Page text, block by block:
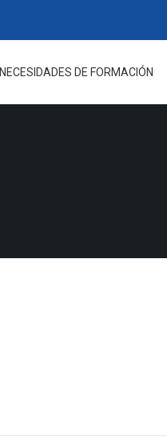
NECESIDADES DE FORMACIÓN